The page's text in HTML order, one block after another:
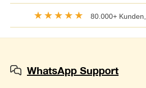
★★★★★ 80.000+ Kunden,
WhatsApp Support